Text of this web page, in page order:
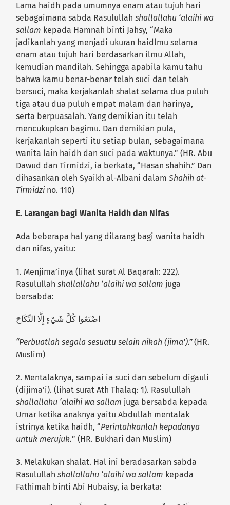
Lama haidh pada umumnya enam atau tujuh hari
sebagaimana sabda Rasulullahshallallahu ‘alaihi wa
sallam kepada Hamnah binti Jahsy, “Maka
jadikanlah yang menjadi ukuran haidlmu selama
enam atau tujuh hari berdasarkan ilmu Allah,
kemudian mandilah. Sehingga apabila kamu tahu
bahwa kamu benar-benar telah suci dan telah
bersuci, maka kerjakanlah shalat selama dua puluh
tiga atau dua puluh empat malam dan harinya,
serta berpuasalah. Yang demikian itu telah
mencukupkan bagimu. Dan demikian pula,
kerjakanlah seperti itu setiap bulan, sebagaimana
wanita lain haidh dan suci pada waktunya.” (HR. Abu
Dawud dan Tirmidzi, ia berkata, “Hasan shahih.” Dan
dihasankan oleh Syaikh al-Albani dalamShahih at-
Tirmidzino. 110)
E. Larangan bagi Wanita Haidh dan Nifas
Ada beberapa hal yang dilarang bagi wanita haidh
dan nifas, yaitu:
1. Menjima’inya (lihat surat Al Baqarah: 222).
Rasulullahshallallahu ‘alaihi wa sallam juga
bersabda:
اصْنَعُوا كُلَّ شَيْءٍ إِلَّا النِّكَاحَ
“Perbuatlah segala sesuatu selain nikah (jima’).”(HR.
Muslim)
2. Mentalaknya, sampai ia suci dan sebelum digauli
(dijima’i). (lihat surat Ath Thalaq: 1). Rasulullah
shallallahu ‘alaihi wa sallam juga bersabda kepada
Umar ketika anaknya yaitu Abdullah mentalak
istrinya ketika haidh, “Perintahkanlah kepadanya
untuk merujuk.” (HR. Bukhari dan Muslim)
3. Melakukan shalat. Hal ini beradasarkan sabda
Rasulullahshallallahu ‘alaihi wa sallam kepada
Fathimah binti Abi Hubaisy, ia berkata: